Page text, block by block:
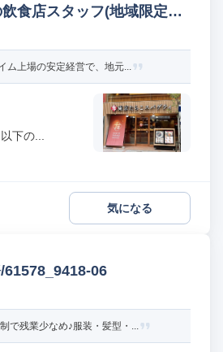
食店スタッフ(地域限定社
ム上場の安定経営で、地元...
下の...
気になる
06
で残業少なめ♪服装・髪型・...